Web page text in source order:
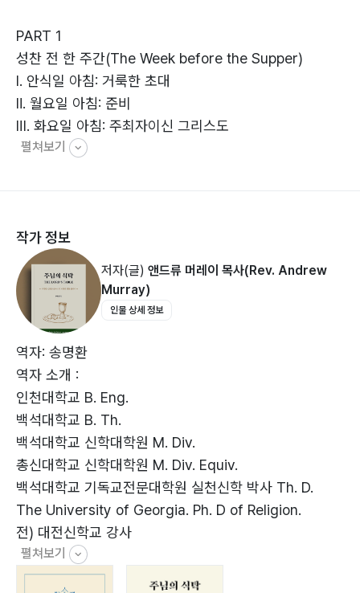
PART 1
성찬 전 한 주간(The Week before the Supper)
Ⅰ. 안식일 아침: 거룩한 초대
Ⅱ. 월요일 아침: 준비
Ⅲ. 화요일 아침: 주최자이신 그리스도
Ⅳ. 수요일 아침: 자기 성찰
Ⅷ. 토요일 저녁: 성령을 위한 기도
PART 2
성찬 주일(The Communion Sabbath)
주일 아침: 믿음의 실천
Ⅰ. 받으라, 먹으라
Ⅱ. 나를 기념하라
Ⅲ. 나의 피
Ⅳ. 새 언약
Ⅴ. 죄 사함을 위하여
Ⅵ. 많은 사람을 위하여
Ⅶ. 너희를 위하여
Ⅷ. 한 몸
Ⅸ. 축복의 잔
Ⅹ. 그가 오실 때까지
주일 저녁: 감사의 기도
펼쳐보기
작가 정보
저자(글) 앤드류 머레이 목사(Rev. Andrew
Murray)
인물 상세 정보
역자: 송명환
역자 소개 :
인천대학교 B. Eng.
백석대학교 B. Th.
백석대학교 신학대학원 M. Div.
총신대학교 신학대학원 M. Div. Equiv.
백석대학교 기독교전문대학원 실천신학 박사 Th. D.
The University of Georgia. Ph. D of Religion.
전) 대전신학교 강사
현) 주하나교회 담임목사
펼쳐보기